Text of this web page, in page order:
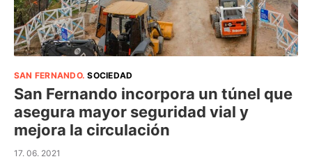
ELECCIONES 2023
SAN FERNANDO.SOCIEDAD
San Fernando incorpora un túnel que
asegura mayor seguridad vial y
mejora la circulación
17. 06. 2021